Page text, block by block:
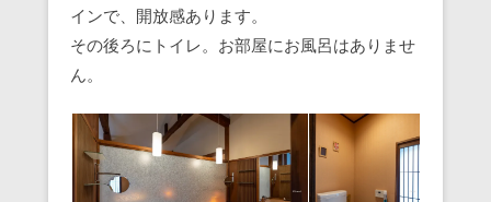
インで、開放感あります。
その後ろにトイレ。お部屋にお風呂はありませ
ん。